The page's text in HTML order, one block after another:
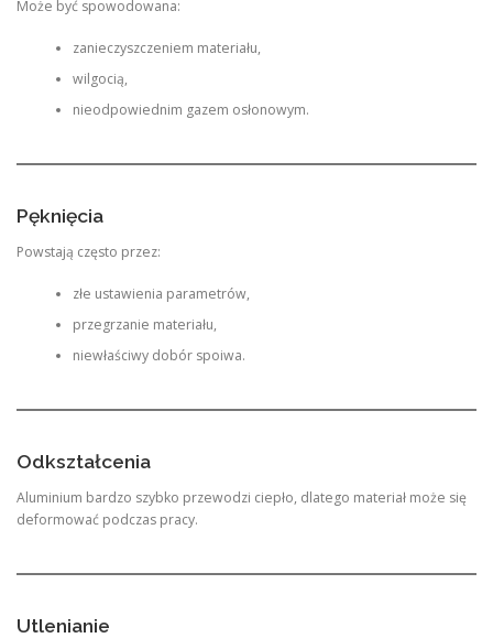
Może być spowodowana:
zanieczyszczeniem materiału,
wilgocią,
nieodpowiednim gazem osłonowym.
Pęknięcia
Powstają często przez:
złe ustawienia parametrów,
przegrzanie materiału,
niewłaściwy dobór spoiwa.
Odkształcenia
Aluminium bardzo szybko przewodzi ciepło, dlatego materiał może się
deformować podczas pracy.
Utlenianie